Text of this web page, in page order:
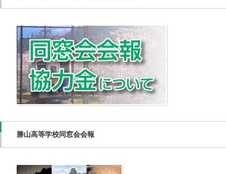
勝山高等学校同窓会会報